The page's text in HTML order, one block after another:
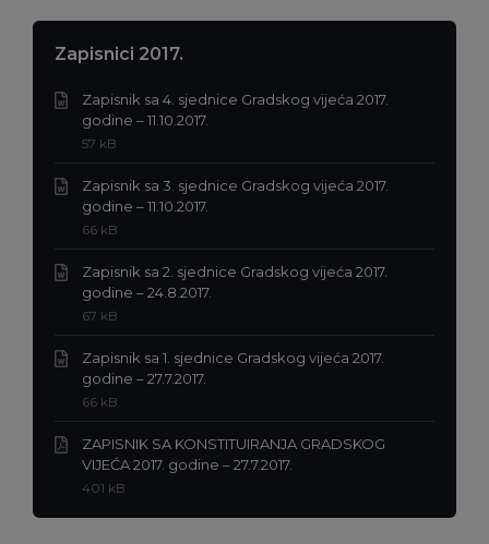
Zapisnici 2017.
Zapisnik sa 4. sjednice Gradskog vijeća 2017.
godine – 11.10.2017.
doc
Veličina
datoteke:
57 kB
Zapisnik sa 3. sjednice Gradskog vijeća 2017.
godine – 11.10.2017.
doc
Veličina
datoteke:
66 kB
Zapisnik sa 2. sjednice Gradskog vijeća 2017.
godine – 24.8.2017.
doc
Veličina
datoteke:
67 kB
Zapisnik sa 1. sjednice Gradskog vijeća 2017.
godine – 27.7.2017.
doc
Veličina
datoteke:
66 kB
ZAPISNIK SA KONSTITUIRANJA GRADSKOG
VIJEĆA 2017. godine – 27.7.2017.
Veličina
401 kB